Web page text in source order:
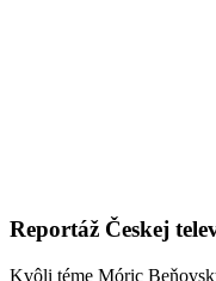
Reportáž Českej
Kvôli téme Móric